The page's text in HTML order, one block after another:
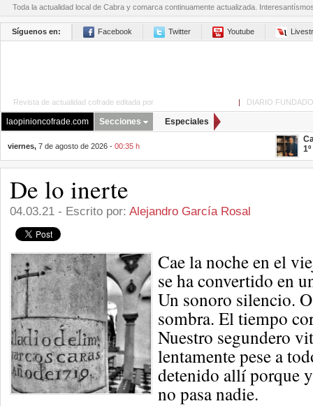
Toda la actualidad local de Cabra y comarca continuamente actualizada.
Síguenos en: Facebook Twitter Youtube
Revista de actualidad cofrade editada por | DIARIO
laopinioncofrade.com Secciones Especiales
viernes, 7 de agosto de 2026 - 00:35 h
De lo inerte
04.03.21 - Escrito por: Alejandro García Rosal
Cae la noche en el
se ha convertido en
Un sonoro silencio.
sombra. El tiempo
Nuestro segundero
lentamente pese a
detenido allí porque
no pasa nadie.